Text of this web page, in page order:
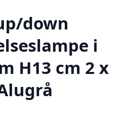
down
i
H13 cm 2 x